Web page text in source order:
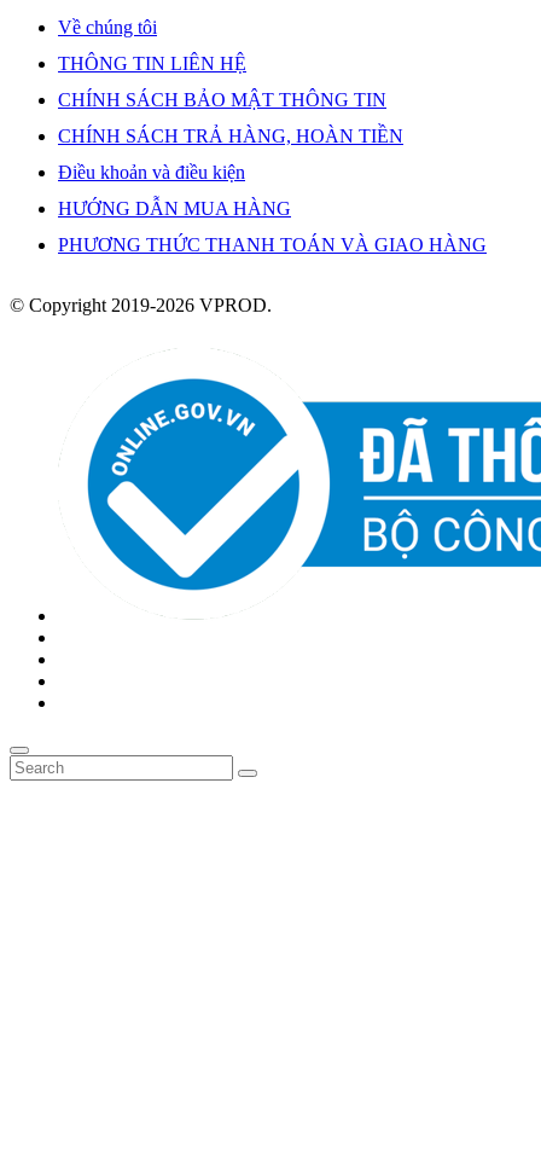
Về chúng tôi
THÔNG TIN LIÊN HỆ
CHÍNH SÁCH BẢO MẬT THÔNG TIN
CHÍNH SÁCH TRẢ HÀNG, HOÀN TIỀN
Điều khoản và điều kiện
HƯỚNG DẪN MUA HÀNG
PHƯƠNG THỨC THANH TOÁN VÀ GIAO HÀNG
© Copyright 2019-2026 VPROD.